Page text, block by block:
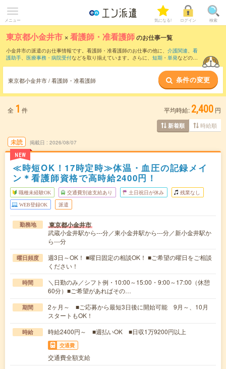
メニュー 気になる! ログイン 検索
東京都小金井市 ×看護師・准看護師のお仕事一覧
小金井市の派遣のお仕事情報です。看護師・准看護師のお仕事の他に、 介護関連、 看
護助手、 医療事務・病院受付などを取り揃えています。さらに、 短期 ・ 単発などの期
東京都小金井市 / 看護師・准看護師 条件の変更
全 1 件 平均時給: 2,400 円
新着順 時給順
未読
NEW
掲載日 2026/08/07
≪時短OK！17時定時≫体温・血圧の記録メイ
ン＊看護師資格で高時給2400円！
職種未経験OK 交通費別途支給あり 土日祝日が休み 残業なし
WEB登録OK 派遣
勤務地 東京都小金井市
武蔵小金井駅から---分／東小金井駅から---分／新小金井駅か
ら---分
曜日頻度
週3日～OK！ ■曜日固定の相談OK！ ■ご希望の曜日をご相談
ください！
時間
＼日勤のみ／シフト例・10:00～15:00・9:00～17:00（休憩
60分）■ご希望があればその…
期間
2ヶ月～ ■ご応募から最短3日後に開始可能 9月～、10月
スタートもOK！
時給 時給2400円～ ■週払いOK ■日収1万9200円以上
交通費
交通費全額支給